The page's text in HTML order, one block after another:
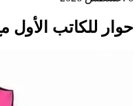
حوار للكاتب الأول